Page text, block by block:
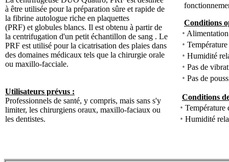
fonctionnement
Conditions
•
•
• Humidité
• Pas de
• Pas de
Conditions
•
• Humidité
à être utilisée pour la préparation sûre et rapide de
la fibrine autologue riche en plaquettes
(PRF) et globules blancs. Il est obtenu à partir de
la centrifugation d'un petit échantillon de sang . Le
PRF est utilisé pour la cicatrisation des plaies dans
des domaines médicaux tels que la chirurgie orale
ou maxillo-facciale.
Utilisateurs prévus :
Professionnels de santé, y compris, mais sans s'y
limiter, les chirurgiens oraux, maxillo-faciaux ou
les dentistes.